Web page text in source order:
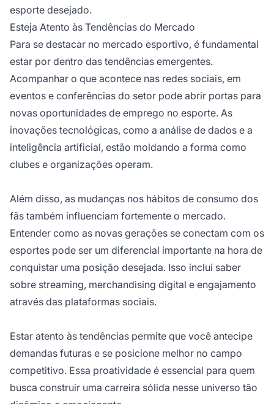
esporte desejado.
Esteja Atento às Tendências do Mercado
Para se destacar no mercado esportivo, é fundamental
estar por dentro das tendências emergentes.
Acompanhar o que acontece nas redes sociais, em
eventos e conferências do setor pode abrir portas para
novas oportunidades de emprego no esporte. As
inovações tecnológicas, como a análise de dados e a
inteligência artificial, estão moldando a forma como
clubes e organizações operam.
Além disso, as mudanças nos hábitos de consumo dos
fãs também influenciam fortemente o mercado.
Entender como as novas gerações se conectam com os
esportes pode ser um diferencial importante na hora de
conquistar uma posição desejada. Isso inclui saber
sobre streaming, merchandising digital e engajamento
através das plataformas sociais.
Estar atento às tendências permite que você antecipe
demandas futuras e se posicione melhor no campo
competitivo. Essa proatividade é essencial para quem
busca construir uma carreira sólida nesse universo tão